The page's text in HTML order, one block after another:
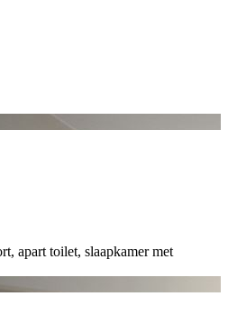
apart toilet, slaapkamer met